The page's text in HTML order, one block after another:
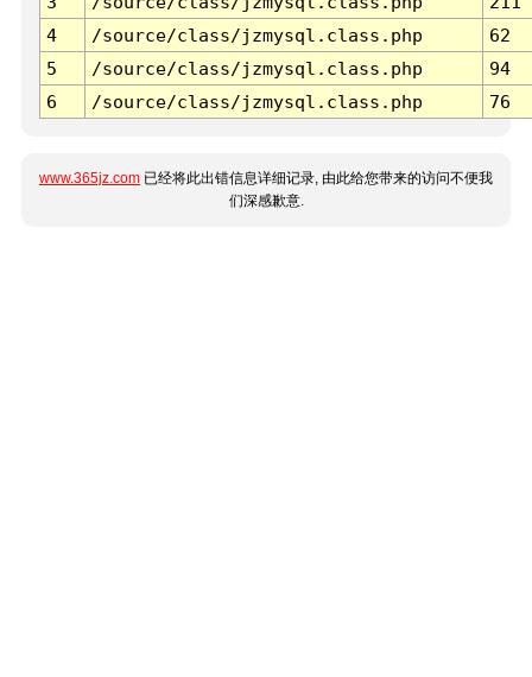
4
/source/class/jzmysql.class.php
62
5
/source/class/jzmysql.class.php
94
6
/source/class/jzmysql.class.php 76
www.365jz.com 已经将此出错信息详细记录, 由此给您带来的访问不便我
们深感歉意.